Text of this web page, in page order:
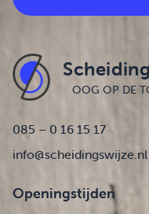
OOG OP DE
085 – 0 16 15 17
info@scheidingswijze.nl
Openingstijden